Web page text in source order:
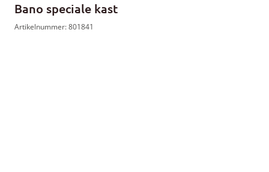
Bano speciale kast
Artikelnummer: 801841